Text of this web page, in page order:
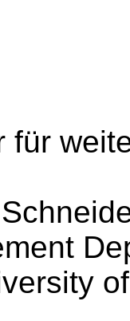
für